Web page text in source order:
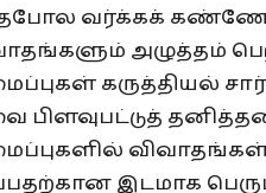
வர்க்கக்
அழுத்தம்
கருத்தியல்
பிளவுபட்டுத்
இடமாக